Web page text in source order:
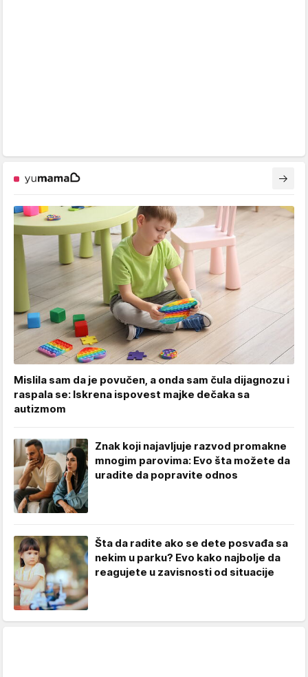
Mislila sam da je povučen, a onda sam čula dijagnozu i
raspala se: Iskrena ispovest majke dečaka sa
autizmom
Znak koji najavljuje razvod promakne
mnogim parovima: Evo šta možete da
uradite da popravite odnos
Šta da radite ako se dete posvađa sa
nekim u parku? Evo kako najbolje da
reagujete u zavisnosti od situacije